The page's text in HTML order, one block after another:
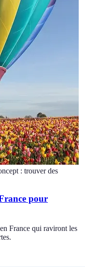
: trouver des
pour
France qui raviront les